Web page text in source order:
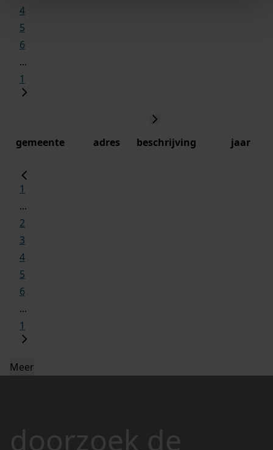
4
5
6
...
1
gemeente adres beschrijving jaar
1
...
2
3
4
5
6
...
1
Meer
doorzoek de